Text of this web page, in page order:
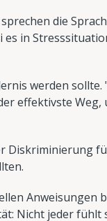
die
es in
werden sollte.
effektivste Weg,
Diskriminierung
Anweisungen
Nicht jeder fühlt